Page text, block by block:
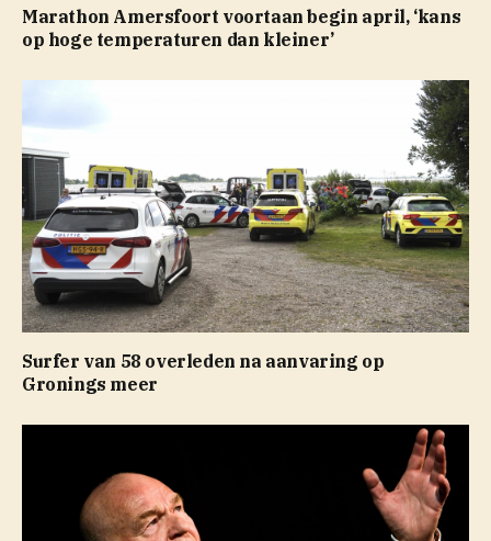
Marathon Amersfoort voortaan begin april, ‘kans
op hoge temperaturen dan kleiner’
Surfer van 58 overleden na aanvaring op
Gronings meer